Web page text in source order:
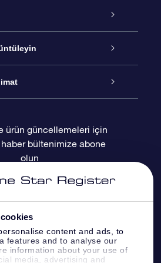
content and ads, to
features and to analyse our
information about your use of
media, advertising and
Hediyesi
Sayfası
VR sanal gerçeklik
ürün güncellemeleri için
haber bültenimize abone
olun